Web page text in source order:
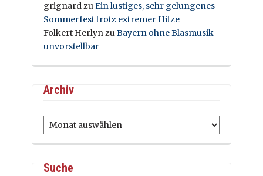
grignardzuEin lustiges, sehr gelungenes
Sommerfest trotz extremer Hitze
Folkert HerlynzuBayern ohne Blasmusik
unvorstellbar
Archiv
Archiv
Suche